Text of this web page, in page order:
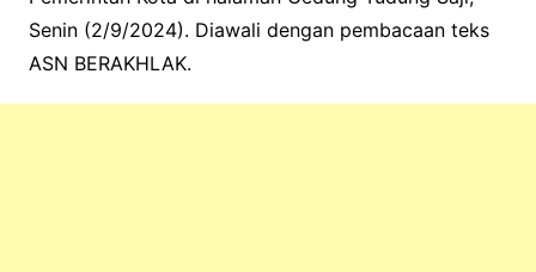
Senin (2/9/2024). Diawali dengan pembacaan teks
ASN BERAKHLAK.